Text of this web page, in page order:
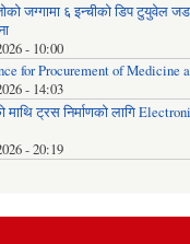
जग्गामा ६ इन्चीको डिप टुयुवेल
- 10:00
for Procurement of Medicine
- 14:03
ट्रस निर्माणको लागि
- 20:19